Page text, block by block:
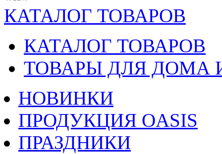
КАТАЛОГ ТОВАРОВ
КАТАЛОГ ТОВАРОВ
ТОВАРЫ ДЛЯ ДОМА
НОВИНКИ
ПРОДУКЦИЯ OASIS
ПРАЗДНИКИ